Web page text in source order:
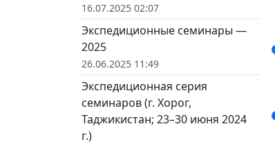
16.07.2025 02:07
Экспедиционные семинары —
2025
26.06.2025 11:49
Экспедиционная серия
семинаров (г. Хорог,
Таджикистан; 23–30 июня 2024
г.)